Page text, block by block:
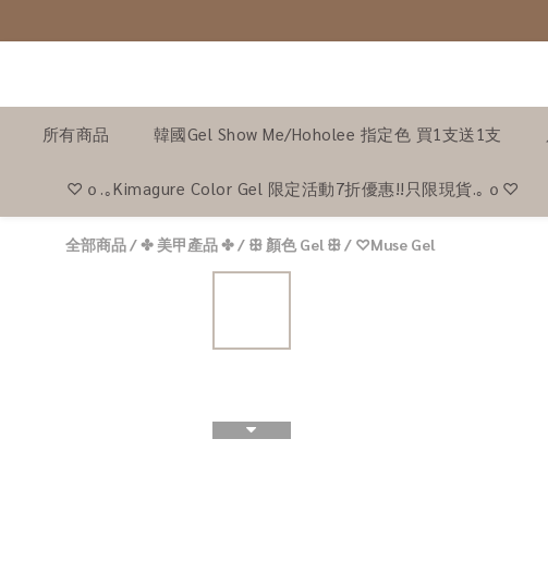
所有商品 韓國Gel Show Me/Hoholee 指定色 買1支送1支
♡ｏ.｡Kimagure Color Gel 限定活動7折優惠!!只限現貨.｡ｏ♡
全部商品/✤ 美甲產品 ✤/ ꕥ 顏色 Gel ꕥ/ ♡Muse Gel